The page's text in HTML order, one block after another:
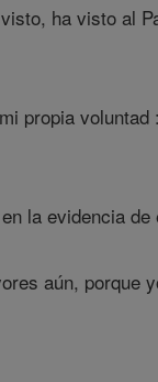
ha visto al
propia voluntad
la evidencia
aún, porque